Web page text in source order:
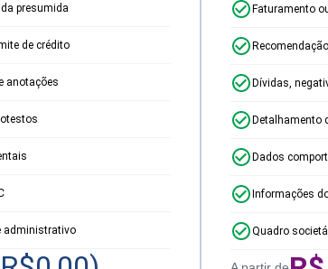
presumida
de crédito
anotações
administrativo
Faturamento
Dívidas,
Detalhamento
Dados
Informações
Quadro